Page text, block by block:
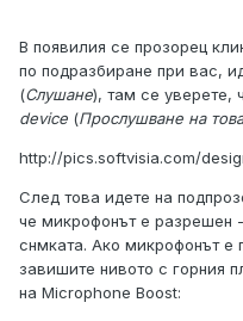
В появилия се прозорец
по подразбиране при вас,
(Слушане), там се уверете,
device (Прослушване на
http://pics.softvisia.com/
След това идете на
че микрофонът е разрешен -
снмката. Ако микрофонът е
завишите нивото с горния
на Microphone Boost: